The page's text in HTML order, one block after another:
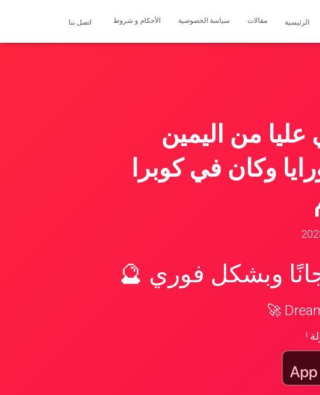
الرئيسية مقالات سياسة الخصوصية الأحكام و شروط اتصل بنا
من اليمين
وكان في كوبرا
وبشكل فوري 🔮
!